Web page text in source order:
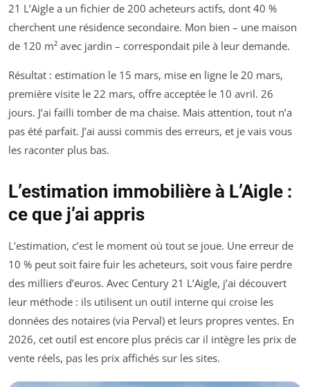
21 L’Aigle a un fichier de 200 acheteurs actifs, dont 40 %
cherchent une résidence secondaire. Mon bien – une maison
de 120 m² avec jardin – correspondait pile à leur demande.
Résultat : estimation le 15 mars, mise en ligne le 20 mars,
première visite le 22 mars, offre acceptée le 10 avril. 26
jours. J’ai failli tomber de ma chaise. Mais attention, tout n’a
pas été parfait. J’ai aussi commis des erreurs, et je vais vous
les raconter plus bas.
L’estimation immobilière à L’Aigle :
ce que j’ai appris
L’estimation, c’est le moment où tout se joue. Une erreur de
10 % peut soit faire fuir les acheteurs, soit vous faire perdre
des milliers d’euros. Avec Century 21 L’Aigle, j’ai découvert
leur méthode : ils utilisent un outil interne qui croise les
données des notaires (via Perval) et leurs propres ventes. En
2026, cet outil est encore plus précis car il intègre les prix de
vente réels, pas les prix affichés sur les sites.